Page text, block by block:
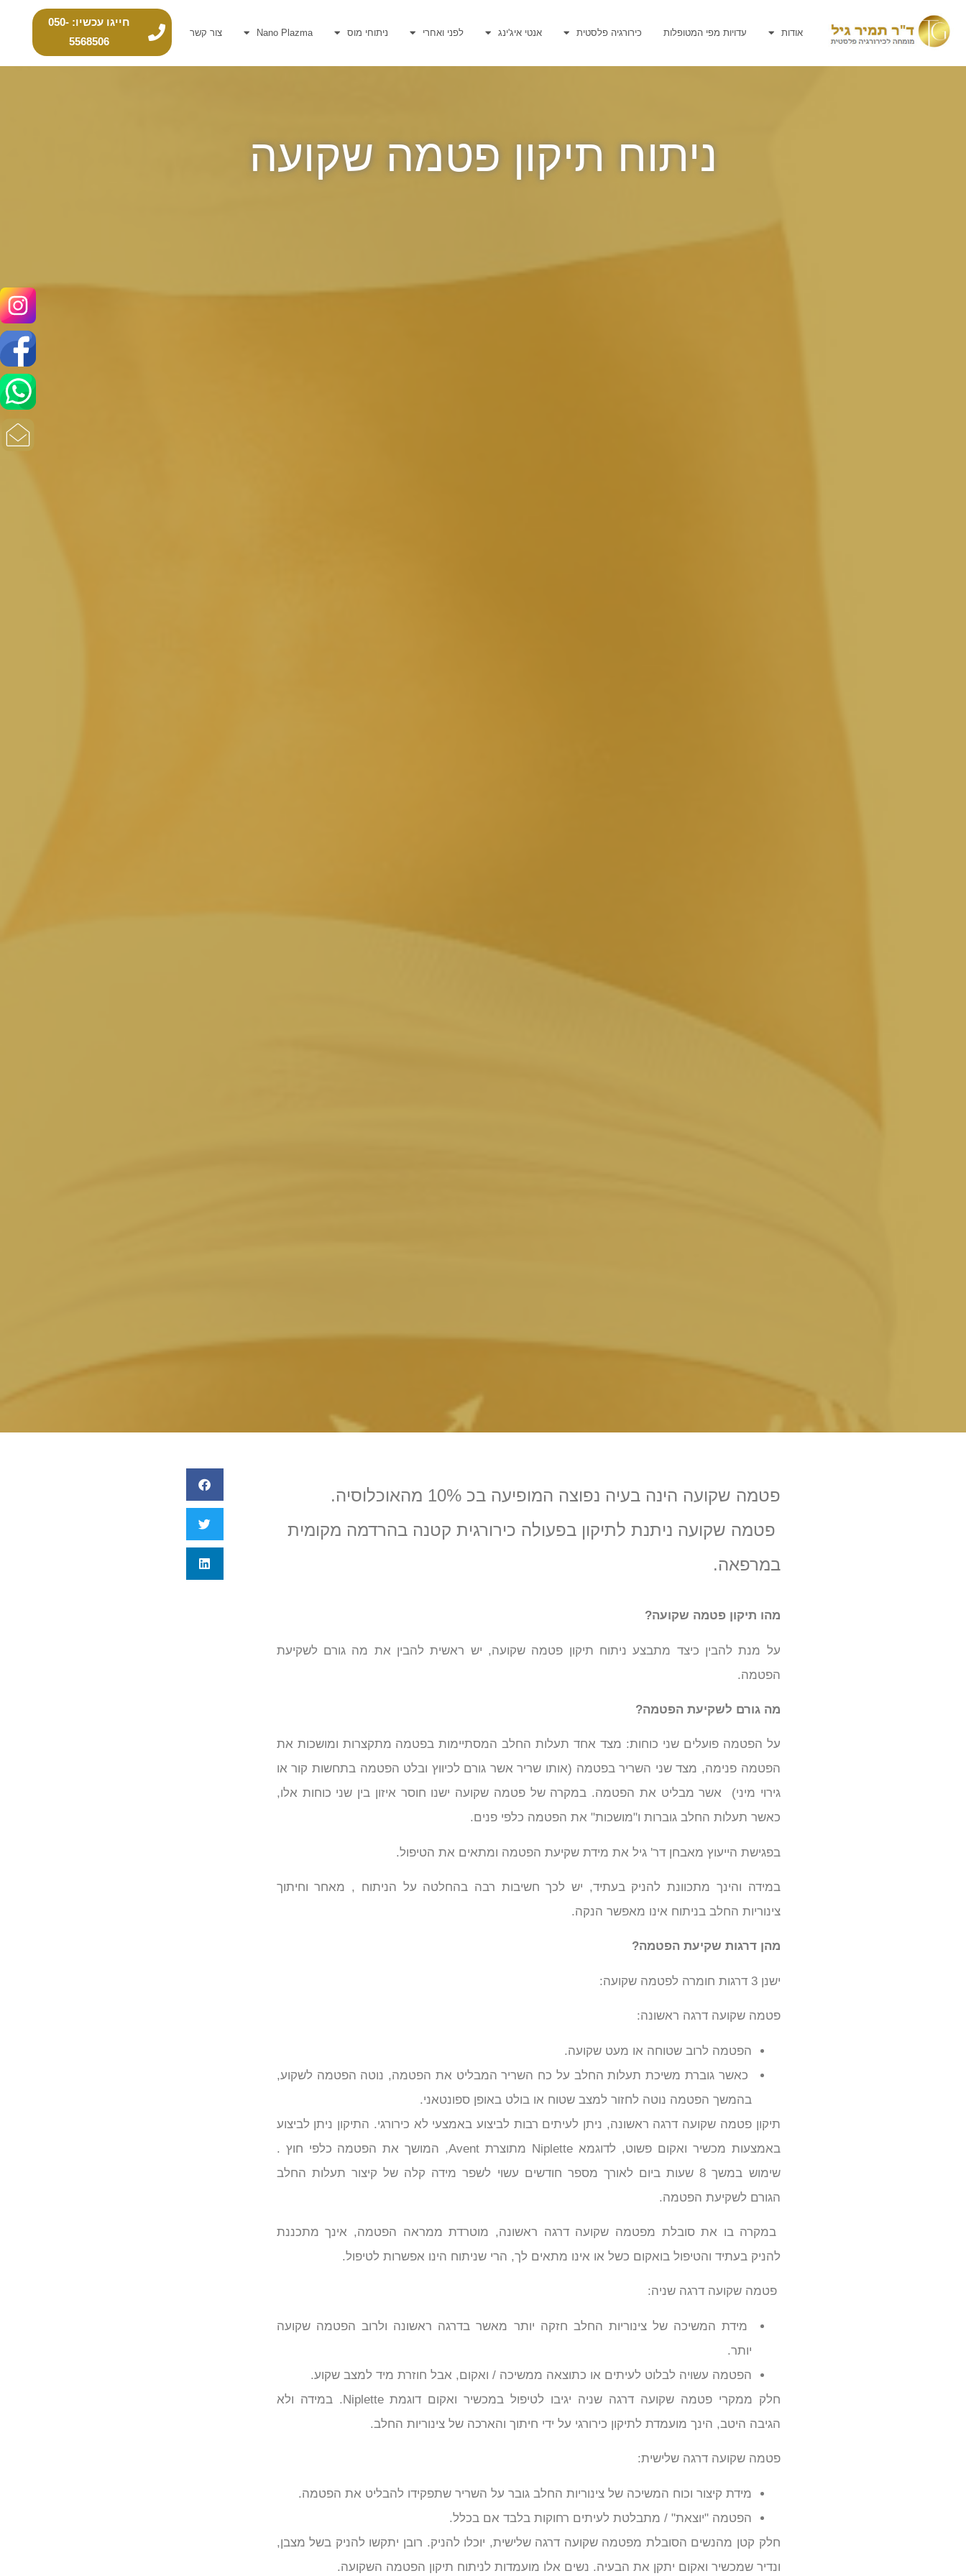
אודות עדויות מפי המטופלות כירורגיה פלסטית אנטי איג'ינג לפני ואחרי ניתוחי מוס Nano Plazma צור קשר
חייגו עכשיו: 050-
5568506
ניתוח תיקון פטמה שקועה
פטמה שקועה הינה בעיה נפוצה המופיעה בכ 10% מהאוכלוסיה.
פטמה שקועה ניתנת לתיקון בפעולה כירורגית קטנה בהרדמה מקומית
במרפאה.
מהו תיקון פטמה שקועה?
על מנת להבין כיצד מתבצע ניתוח תיקון פטמה שקועה, יש ראשית להבין את מה גורם לשקיעת
הפטמה.
מה גורם לשקיעת הפטמה?
על הפטמה פועלים שני כוחות: מצד אחד תעלות החלב המסתיימות בפטמה מתקצרות ומושכות את
הפטמה פנימה, מצד שני השריר בפטמה (אותו שריר אשר גורם לכיווץ ובלט הפטמה בתחשות קור או
גירוי מיני) אשר מבליט את הפטמה. במקרה של פטמה שקועה ישנו חוסר איזון בין שני כוחות אלו,
כאשר תעלות החלב גוברות ו"מושכות" את הפטמה כלפי פנים.
בפגישת הייעוץ מאבחן דר' גיל את מידת שקיעת הפטמה ומתאים את הטיפול.
במידה והינך מתכוונת להניק בעתיד, יש לכך חשיבות רבה בהחלטה על הניתוח , מאחר וחיתוך
צינוריות החלב בניתוח אינו מאפשר הנקה.
מהן דרגות שקיעת הפטמה?
ישנן 3 דרגות חומרה לפטמה שקועה:
פטמה שקועה דרגה ראשונה:
הפטמה לרוב שטוחה או מעט שקועה.
כאשר גוברת משיכת תעלות החלב על כח השריר המבליט את הפטמה, נוטה הפטמה לשקוע,
בהמשך הפטמה נוטה לחזור למצב שטוח או בולט באופן ספונטאני.
תיקון פטמה שקועה דרגה ראשונה, ניתן לעיתים רבות לביצוע באמצעי לא כירורגי. התיקון ניתן לביצוע
באמצעות מכשיר ואקום פשוט, לדוגמא Niplette מתוצרת Avent, המושך את הפטמה כלפי חוץ .
שימוש במשך 8 שעות ביום לאורך מספר חודשים עשוי לשפר מידה קלה של קיצור תעלות החלב
הגורם לשקיעת הפטמה.
במקרה בו את סובלת מפטמה שקועה דרגה ראשונה, מוטרדת ממראה הפטמה, אינך מתכננת
להניק בעתיד והטיפול בואקום כשל או אינו מתאים לך, הרי שניתוח הינו אפשרות לטיפול.
פטמה שקועה דרגה שניה:
מידת המשיכה של צינוריות החלב חזקה יותר מאשר בדרגה ראשונה ולרוב הפטמה שקועה
יותר.
הפטמה עשויה לבלוט לעיתים או כתוצאה ממשיכה / ואקום, אבל חוזרת מיד למצב שקוע.
חלק ממקרי פטמה שקועה דרגה שניה יגיבו לטיפול במכשיר ואקום דוגמת Niplette. במידה ולא
הגיבה היטב, הינך מועמדת לתיקון כירורגי על ידי חיתוך והארכה של צינוריות החלב.
פטמה שקועה דרגה שלישית:
מידת קיצור וכוח המשיכה של צינוריות החלב גובר על השריר שתפקידו להבליט את הפטמה.
הפטמה "יוצאת" / מתבלטת לעיתים רחוקות בלבד אם בכלל.
חלק קטן מהנשים הסובלת מפטמה שקועה דרגה שלישית, יוכלו להניק. רובן יתקשו להניק בשל מצבן,
ונדיר שמכשיר ואקום יתקן את הבעיה. נשים אלו מועמדות לניתוח תיקון הפטמה השקועה.